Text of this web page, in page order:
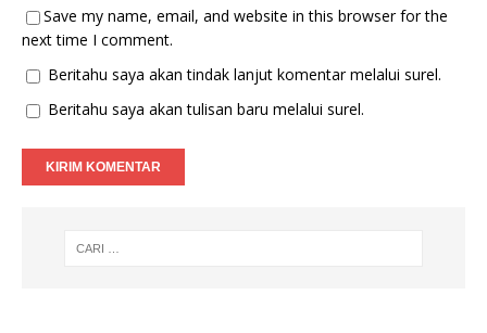
Save my name, email, and website in this browser for the
next time I comment.
Beritahu saya akan tindak lanjut komentar melalui surel.
Beritahu saya akan tulisan baru melalui surel.